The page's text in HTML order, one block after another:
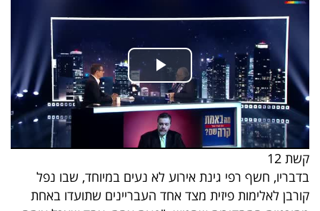
קשת 12
בדבריו, חשף רפי גינת אירוע לא נעים במיוחד, שבו נפל
קורבן לאלימות פיזית מצד אחד העבריינים שתועדו באחת